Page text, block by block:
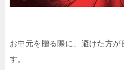
お中元を贈る際に、避けた方が
す。